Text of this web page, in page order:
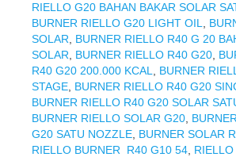
RIELLO G20 BAHAN BAKAR SOLAR
BURNER RIELLO G20 LIGHT OIL
SOLAR
BURNER RIELLO R40 G 20
SOLAR
BURNER RIELLO R40 G20
R40 G20 200.000 KCAL
BURNER
STAGE BURNER RIELLO R40 G20
BURNER RIELLO R40 G20 SOLAR
BURNER RIELLO SOLAR G20
G20 SATU NOZZLE BURNER SOLAR
RIELLO BURNER R40 G10 54